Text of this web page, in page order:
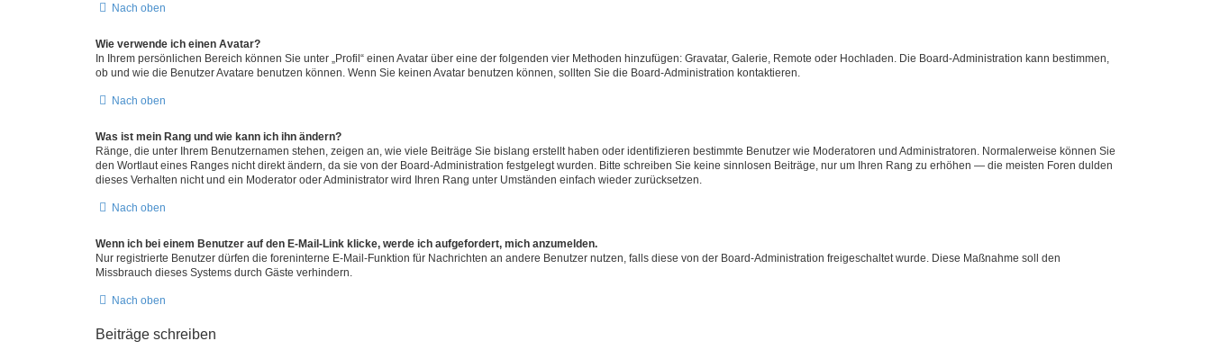
Nach oben
Wie verwende ich einen Avatar?
In Ihrem persönlichen Bereich können Sie unter „Profil“ einen Avatar über eine der folgenden vier Methoden hinzufügen: Gravatar, Galerie, Remote oder Hochladen. Die Board-Administration kann bestimmen,
ob und wie die Benutzer Avatare benutzen können. Wenn Sie keinen Avatar benutzen können, sollten Sie die Board-Administration kontaktieren.
Nach oben
Was ist mein Rang und wie kann ich ihn ändern?
Ränge, die unter Ihrem Benutzernamen stehen, zeigen an, wie viele Beiträge Sie bislang erstellt haben oder identifizieren bestimmte Benutzer wie Moderatoren und Administratoren. Normalerweise können Sie
den Wortlaut eines Ranges nicht direkt ändern, da sie von der Board-Administration festgelegt wurden. Bitte schreiben Sie keine sinnlosen Beiträge, nur um Ihren Rang zu erhöhen — die meisten Foren dulden
dieses Verhalten nicht und ein Moderator oder Administrator wird Ihren Rang unter Umständen einfach wieder zurücksetzen.
Nach oben
Wenn ich bei einem Benutzer auf den E-Mail-Link klicke, werde ich aufgefordert, mich anzumelden.
Nur registrierte Benutzer dürfen die foreninterne E-Mail-Funktion für Nachrichten an andere Benutzer nutzen, falls diese von der Board-Administration freigeschaltet wurde. Diese Maßnahme soll den
Missbrauch dieses Systems durch Gäste verhindern.
Nach oben
Beiträge schreiben